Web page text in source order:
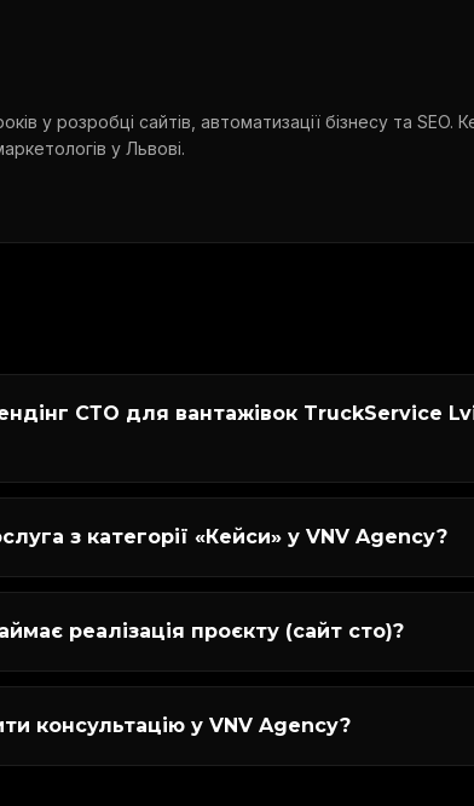
у розробці сайтів, автоматизації бізнесу та SEO.
у Львові.
СТО для вантажівок TruckService
з категорії «Кейси» у VNV Agency?
реалізація проєкту (сайт сто)?
консультацію у VNV Agency?